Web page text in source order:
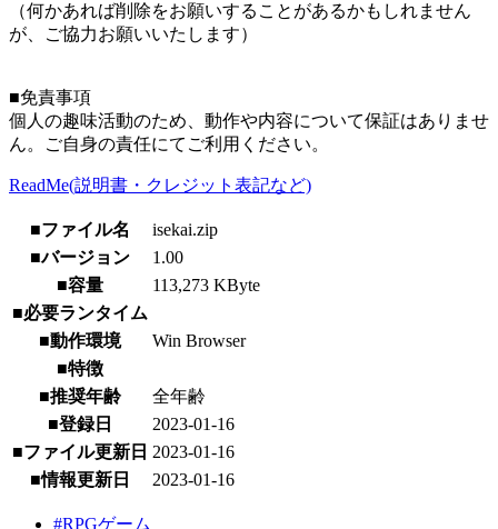
（何かあれば削除をお願いすることがあるかもしれません
が、ご協力お願いいたします）
■免責事項
個人の趣味活動のため、動作や内容について保証はありませ
ん。ご自身の責任にてご利用ください。
ReadMe(説明書・クレジット表記など)
■ファイル名
isekai.zip
■バージョン
1.00
■容量
113,273 KByte
■必要ランタイム
■動作環境
Win Browser
■特徴
■推奨年齢
全年齢
■登録日
2023-01-16
■ファイル更新日 2023-01-16
■情報更新日
2023-01-16
#RPGゲーム